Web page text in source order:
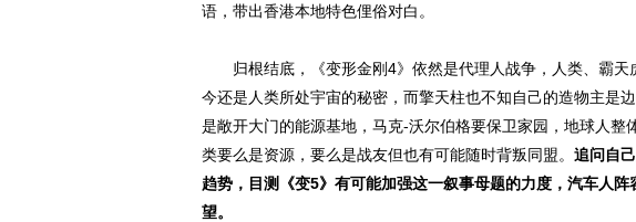
语，带出香港本地特色俚俗对白。
归根结底，《变形金刚4》依然是代理人战争，人类、霸天
今还是人类所处宇宙的秘密，而擎天柱也不知自己的造物主是
是敞开大门的能源基地，马克-沃尔伯格要保卫家园，地球人整
类要么是资源，要么是战友但也有可能随时背叛同盟。 追问自
趋势，目测《变5》有可能加强这一叙事母题的力度，汽车人
望。